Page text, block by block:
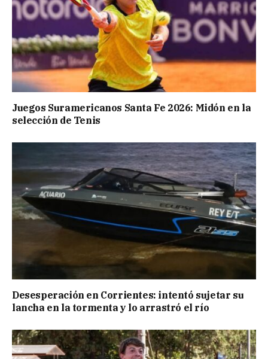
Juegos Suramericanos Santa Fe 2026: Midón en la
selección de Tenis
Desesperación en Corrientes: intentó sujetar su
lancha en la tormenta y lo arrastró el río